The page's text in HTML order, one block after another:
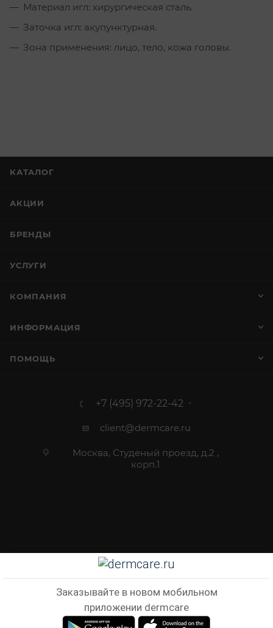
В КОРЗИНУ
Материал игл: хирургическая сталь.
Заточка игл: акупунктурная.
Зона применения: лицо, тело, кожа головы.
КАТАЛОГ
АКЦИИ
БРЕНДЫ
УСЛУГИ
КОМПАНИЯ
ИНФОРМАЦИЯ
ПОМОЩЬ
+7 (495) 972-22-42
client@dermcare.ru
Москва, Студеный проезд, д.2 ,
корп.1
2012 - 2026 © Dermcare.ru - интернет-магазин косметики
Заказывайте в новом мобильном
приложении dermcare